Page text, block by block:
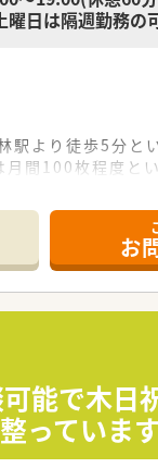
日は隔週勤務の
より徒歩5分と
間100枚程度と
業や音楽教室
安定した経営基
年9月より調
スキルアップに直
医療における薬
で長期的にキャ
お
能で木
っていま